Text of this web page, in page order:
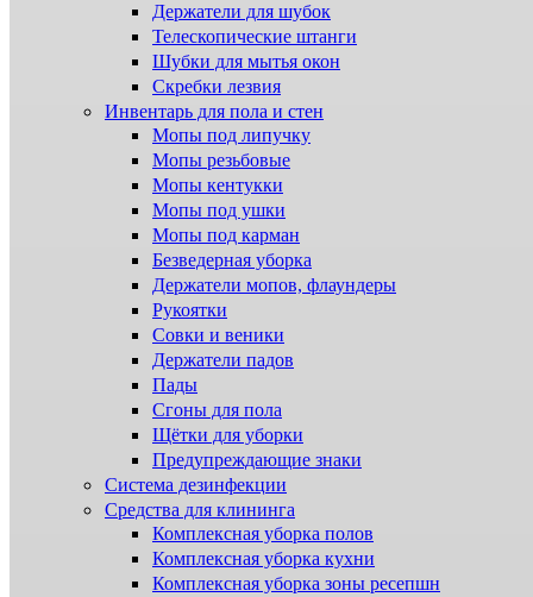
Держатели для шубок
Телескопические штанги
Шубки для мытья окон
Скребки лезвия
Инвентарь для пола и стен
Мопы под липучку
Мопы резьбовые
Мопы кентукки
Мопы под ушки
Мопы под карман
Безведерная уборка
Держатели мопов, флаундеры
Рукоятки
Совки и веники
Держатели падов
Пады
Сгоны для пола
Щётки для уборки
Предупреждающие знаки
Система дезинфекции
Cредства для клининга
Комплексная уборка полов
Комплексная уборка кухни
Комплексная уборка зоны ресепшн